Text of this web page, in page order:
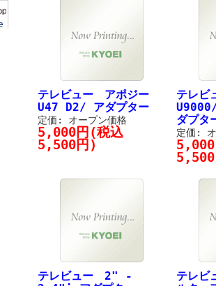
テレビュー アポジー
U47 D2/ アダプター
定価: オープン価格
5,000円(税込
5,500円)
テレビ
ダプタ
定価:
テレビュー 2" -
テレビ